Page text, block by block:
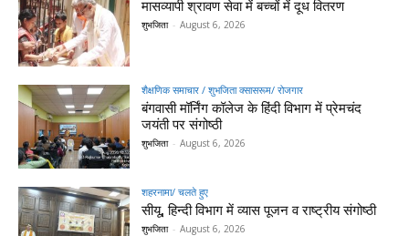
मासव्यापी श्रावण सेवा में बच्चों में दूध वितरण
शुभजिता - August 6, 2026
शैक्षणिक समाचार / शुभजिता क्सासरूम/ रोजगार
बंगवासी मॉर्निंग कॉलेज के हिंदी विभाग में प्रेमचंद
जयंती पर संगोष्ठी
शुभजिता - August 6, 2026
शहरनामा/ चलते हुए
सीयू, हिन्दी विभाग में व्यास पूजन व राष्ट्रीय संगोष्ठी
शुभजिता - August 6, 2026